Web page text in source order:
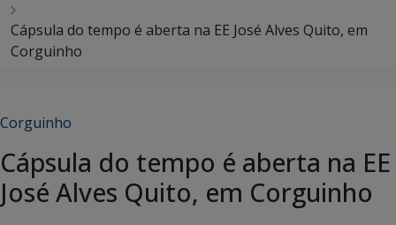
Cápsula do tempo é aberta na EE José Alves Quito, em
Corguinho
Corguinho
Cápsula do tempo é aberta na EE
José Alves Quito, em Corguinho